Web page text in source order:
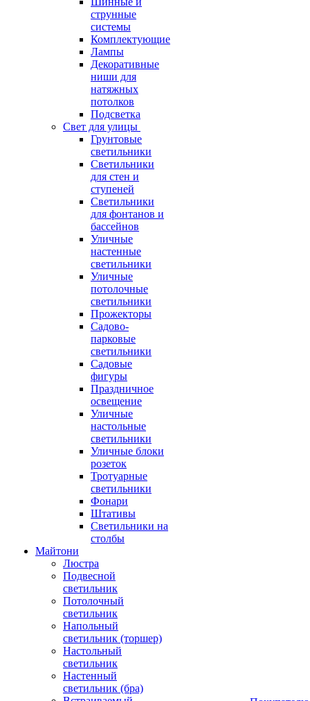
струнные
системы
Комплектующие
Лампы
Декоративные
ниши для
натяжных
потолков
Подсветка
Свет для улицы
Грунтовые
светильники
Светильники
для стен и
ступеней
Светильники
для фонтанов и
бассейнов
Уличные
настенные
светильники
Уличные
потолочные
светильники
Прожекторы
Садово-
парковые
светильники
Садовые
фигуры
Праздничное
освещение
Уличные
настольные
светильники
Уличные блоки
розеток
Тротуарные
светильники
Фонари
Штативы
Светильники на
столбы
Майтони
Люстра
Подвесной
светильник
Потолочный
светильник
Напольный
светильник (торшер)
Настольный
светильник
Настенный
светильник (бра)